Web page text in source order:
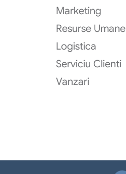
Marketing
Resurse Umane
Logistica
Serviciu Clienti
Vanzari